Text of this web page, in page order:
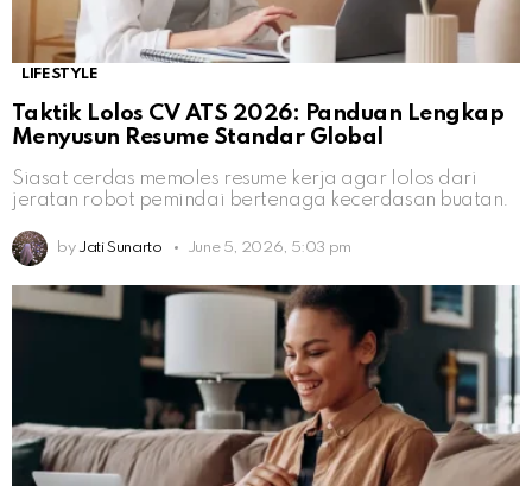
LIFESTYLE
Taktik Lolos CV ATS 2026: Panduan Lengkap
Menyusun Resume Standar Global
Siasat cerdas memoles resume kerja agar lolos dari
jeratan robot pemindai bertenaga kecerdasan buatan.
by Jati Sunarto June 5, 2026, 5:03 pm